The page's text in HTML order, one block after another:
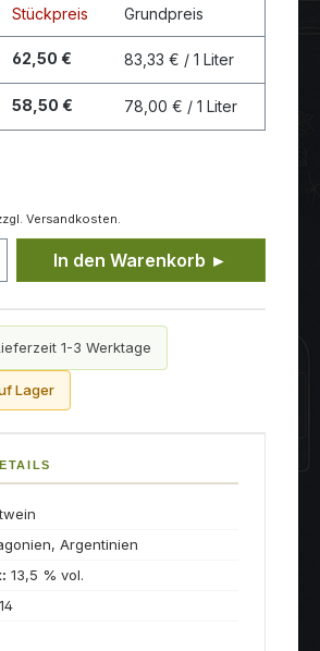
Stückpreis Grundpreis
62,50 € 83,33 € / 1 Liter
58,50 € 78,00 € / 1 Liter
Versandkosten.
Gib den
In den Warenkorb ►
1-3 Werktage
Lager
Argentinien
13,5 % vol.